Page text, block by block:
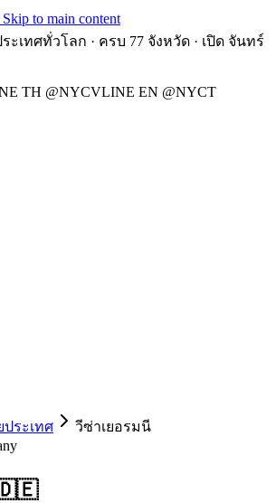
to main content
ะเทศทั่วโลก · ครบ 77 จังหวัด · เปิด จันทร์
TH @NYCVLINE EN @NYCT
ประเทศ วีซ่าเยอรมนี